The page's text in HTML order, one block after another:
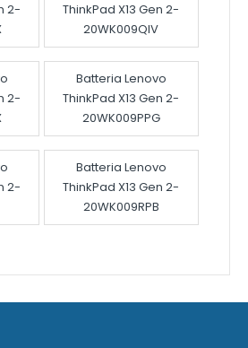
2-
ThinkPad X13 Gen 2-
20WK009QIV
2-
Batteria Lenovo
ThinkPad X13 Gen 2-
20WK009PPG
2-
Batteria Lenovo
ThinkPad X13 Gen 2-
20WK009RPB